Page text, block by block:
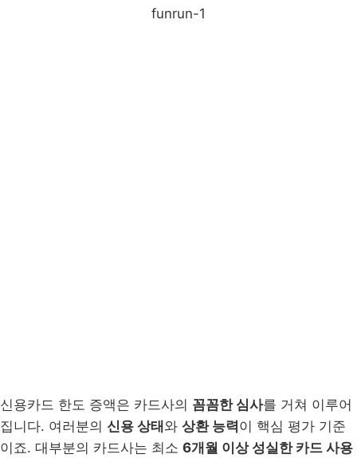
funrun-1
신용카드 한도 증액은 카드사의 꼼꼼한 심사를 거쳐 이루어
집니다. 여러분의 신용 상태 와 상환 능력이 핵심 평가 기준
이죠. 대부분의 카드사는 최소 6개월 이상 성실한 카드 사용